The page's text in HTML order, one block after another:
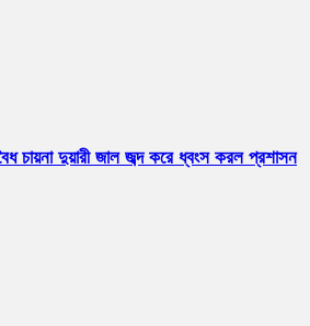
চায়না দুয়ারী জাল জব্দ করে ধ্বংস করল প্রশাসন